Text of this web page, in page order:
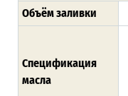
Объём заливки
Спецификация
масла